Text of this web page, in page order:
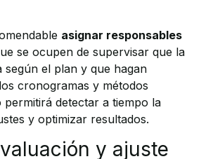
asignar responsables
se ocupen de supervisar que la
según el plan y que hagan
cronogramas y métodos
permitirá detectar a tiempo la
y optimizar resultados.
y ajuste